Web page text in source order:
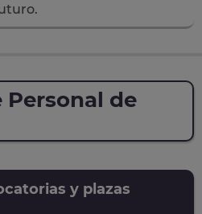
Personal de
y plazas